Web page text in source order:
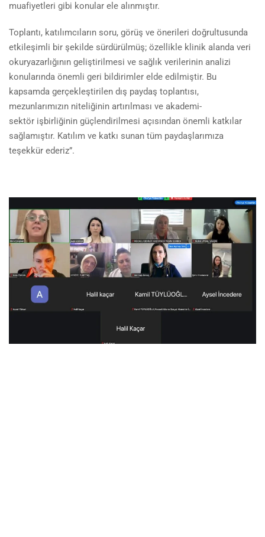
muafiyetleri gibi konular ele alınmıştır.
Toplantı, katılımcıların soru, görüş ve önerileri doğrultusunda
etkileşimli bir şekilde sürdürülmüş; özellikle klinik alanda veri
okuryazarlığının geliştirilmesi ve sağlık verilerinin analizi
konularında önemli geri bildirimler elde edilmiştir. Bu
kapsamda gerçekleştirilen dış paydaş toplantısı,
mezunlarımızın niteliğinin artırılması ve akademi-
sektör işbirliğinin güçlendirilmesi açısından önemli katkılar
sağlamıştır. Katılım ve katkı sunan tüm paydaşlarımıza
teşekkür ederiz”.